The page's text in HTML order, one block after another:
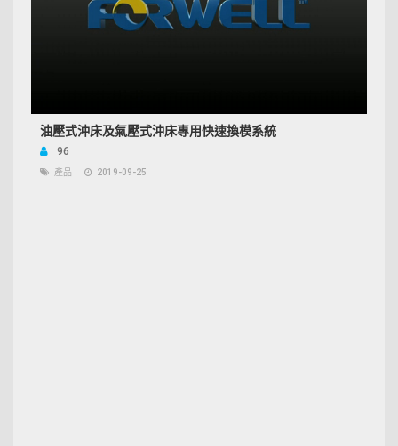
油壓式沖床及氣壓式沖床專用快速換模系統
96
產品 2019-09-25